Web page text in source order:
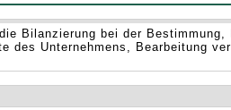
Bilanzierung bei der Bestimmung,
des Unternehmens, Bearbeitung